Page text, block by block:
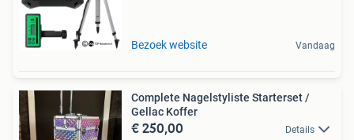
Bezoek website Vandaag
Complete Nagelstyliste Starterset /
Gellac Koffer
€ 250,00 Details